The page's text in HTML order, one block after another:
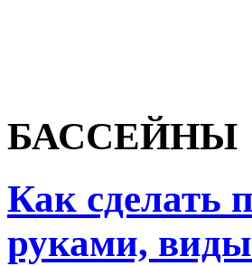
БАССЕЙНЫ
Как сделать
руками, виды